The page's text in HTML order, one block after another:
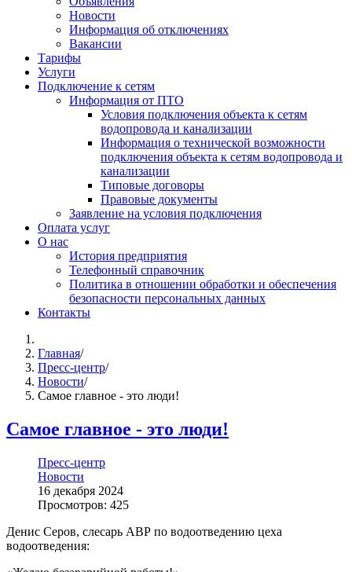
Новости
Информация об отключениях
Вакансии
Тарифы
Услуги
Подключение к сетям
Информация от ПТО
Условия подключения объекта к сетям
водопровода и канализации
Информация о технической возможности
подключения объекта к сетям водопровода и
канализации
Типовые договоры
Правовые документы
Заявление на условия подключения
Оплата услуг
О нас
История предприятия
Телефонный справочник
Политика в отношении обработки и обеспечения
безопасности персональных данных
Контакты
Главная/
Пресс-центр/
Новости/
Самое главное - это люди!
Самое главное - это люди!
Пресс-центр
Новости
16 декабря 2024
Просмотров: 425
Денис Серов, слесарь АВР по водоотведению цеха
водоотведения: